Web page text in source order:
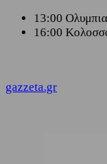
13:00
16:00
gazzeta.gr